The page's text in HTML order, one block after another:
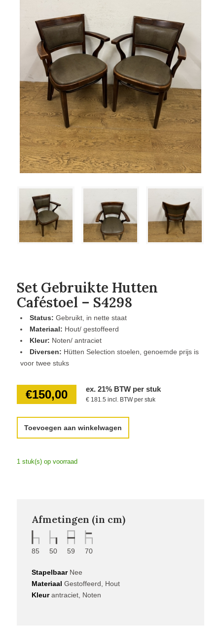
Set Gebruikte Hutten
Caféstoel – S4298
Status: Gebruikt, in nette staat
Materiaal: Hout/ gestoffeerd
Kleur: Noten/ antraciet
Diversen: Hütten Selection stoelen, genoemde prijs is
voor twee stuks
€150,00 ex. 21% BTW per stuk
€ 181.5 incl. BTW per stuk
Toevoegen aan winkelwagen
1 stuk(s) op voorraad
Afmetingen (in cm)
85 50 59 70
StapelbaarNee
Materiaal Gestoffeerd, Hout
Kleurantraciet, Noten